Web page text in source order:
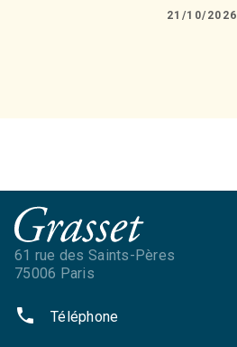
21/10/2026
61 rue des Saints-Pères
75006 Paris
phone Téléphone